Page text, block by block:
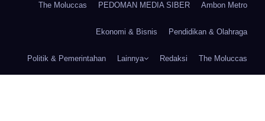
The Moluccas PEDOMAN MEDIA SIBER Ambon Metro
Ekonomi & Bisnis Pendidikan & Olahraga
Politik & Pemerintahan Lainnya Redaksi The Moluccas